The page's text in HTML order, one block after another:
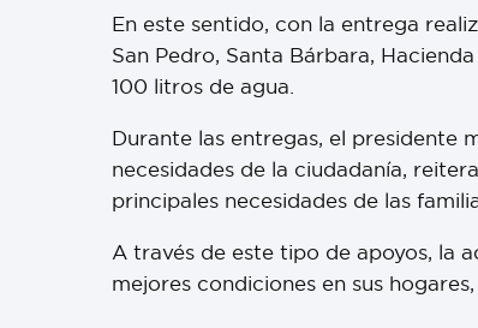
En este sentido, con la entrega
San Pedro, Santa Bárbara,
100 litros de agua.
Durante las entregas, el presidente
necesidades de la ciudadanía,
principales necesidades de las
A través de este tipo de apoyos, la
mejores condiciones en sus